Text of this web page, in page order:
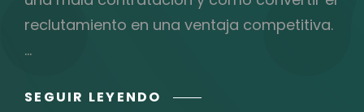
reclutamiento en una ventaja competitiva.
…
SEGUIR LEYENDO EL